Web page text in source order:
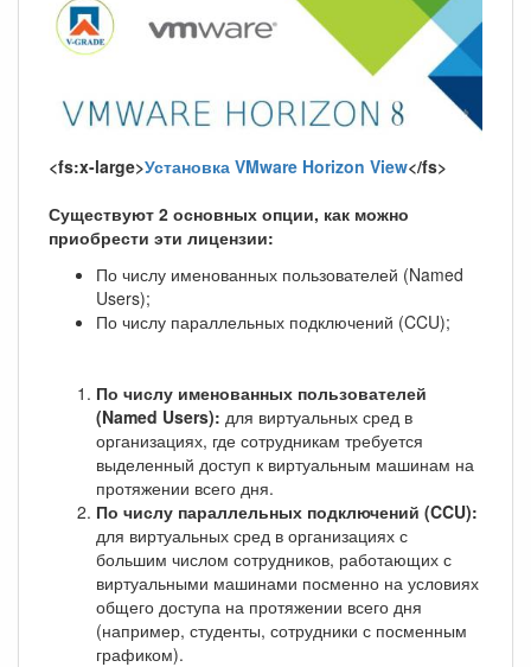
<fs:x-large>Установка VMware Horizon View</fs>
Существуют 2 основных опции, как можно
приобрести эти лицензии:
По числу именованных пользователей (Named
Users);
По числу параллельных подключений (CCU);
По числу именованных пользователей
(Named Users): для виртуальных сред в
организациях, где сотрудникам требуется
выделенный доступ к виртуальным машинам на
протяжении всего дня.
По числу параллельных подключений (CCU):
для виртуальных сред в организациях с
большим числом сотрудников, работающих с
виртуальными машинами посменно на условиях
общего доступа на протяжении всего дня
(например, студенты, сотрудники с посменным
графиком).